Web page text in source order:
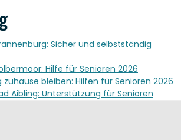
Sicher und selbstständig
Hilfe für Senioren 2026
zuhause bleiben: Hilfen für Senioren 2026
Aibling: Unterstützung für Senioren